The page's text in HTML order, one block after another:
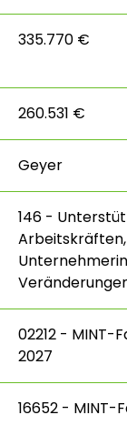
335.770 €
260.531 €
Geyer
146 -
02212 - MINT-
2027
16652 -